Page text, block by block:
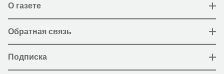
О газете
Обратная связь
Подписка